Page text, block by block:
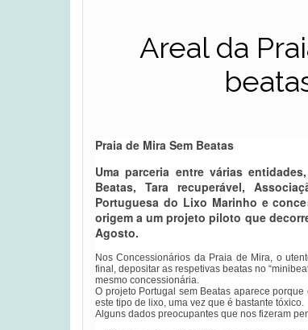
Areal da
Praia de Mira Sem Beatas
Uma parceria entre várias
Beatas, Tara recuperável,
Portuguesa do Lixo Marinho e
origem a um projeto piloto que
Agosto.
Nos Concessionários da Praia de Mira, o
final, depositar as respetivas beatas no
mesmo concessionária.
O projeto Portugal sem Beatas aparece
este tipo de lixo, uma vez que é bastante tóxico.
Alguns dados preocupantes que nos fizeram